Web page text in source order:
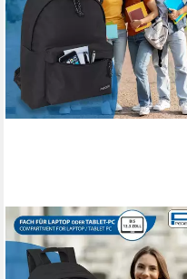
PEDEA
Freizeitrucksack STYLE
Daypack für Damen & Herren